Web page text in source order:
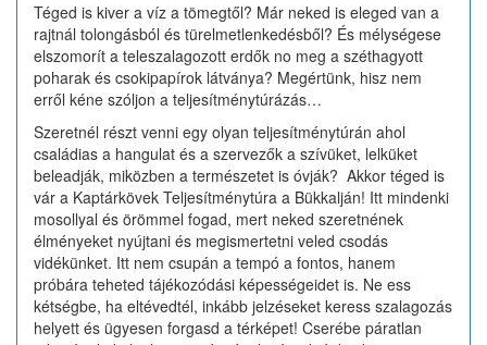
Téged is kiver a víz a tömegtől? Már neked is eleged van a
rajtnál tolongásból és türelmetlenkedésből? És mélységese
elszomorít a teleszalagozott erdők no meg a széthagyott
poharak és csokipapírok látványa? Megértünk, hisz nem
erről kéne szóljon a teljesítménytúrázás…
Szeretnél részt venni egy olyan teljesítménytúrán ahol
családias a hangulat és a szervezők a szívüket, lelküket
beleadják, miközben a természetet is óvják? Akkor téged is
vár a Kaptárkövek Teljesítménytúra a Bükkalján! Itt mindenki
mosollyal és örömmel fogad, mert neked szeretnének
élményeket nyújtani és megismertetni veled csodás
vidékünket. Itt nem csupán a tempó a fontos, hanem
próbára teheted tájékozódási képességeidet is. Ne ess
kétségbe, ha eltévedtél, inkább jelzéseket keress szalagozás
helyett és ügyesen forgasd a térképet! Cserébe páratlan